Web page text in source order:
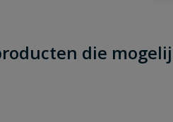
versturendie